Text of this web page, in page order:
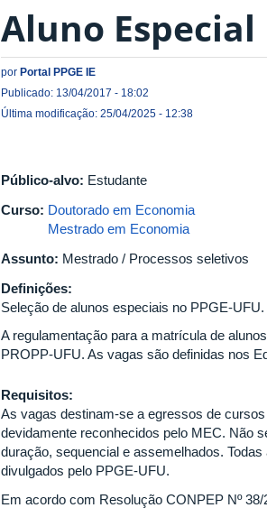
Aluno Especial
por Portal PPGE IE
Publicado: 13/04/2017 - 18:02
Última modificação: 25/04/2025 - 12:38
Público-alvo: Estudante
Curso: Doutorado em Economia
Mestrado em Economia
Assunto: Mestrado / Processos seletivos
Definições:
Seleção de alunos especiais no PPGE-UFU.
A regulamentação para a matrícula de
PROPP-UFU. As vagas são definidas nos
Requisitos:
As vagas destinam-se a egressos de
devidamente reconhecidos pelo MEC. Não
duração, sequencial e assemelhados.
divulgados pelo PPGE-UFU.
Em acordo com Resolução CONPEP Nº 38/